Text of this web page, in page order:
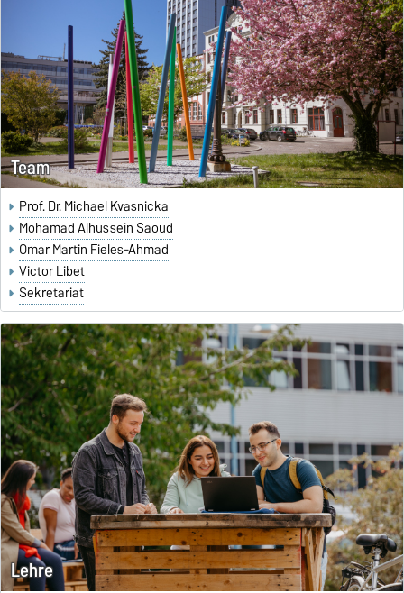
Team
Prof. Dr. Michael Kvasnicka
Mohamad Alhussein Saoud
Omar Martin Fieles-Ahmad
Victor Libet
Sekretariat
Lehre